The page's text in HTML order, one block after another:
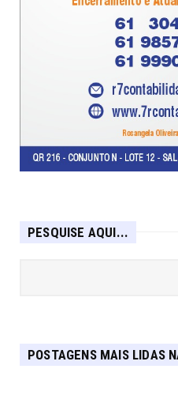
PESQUISE AQUI...
POSTAGENS MAIS LIDAS